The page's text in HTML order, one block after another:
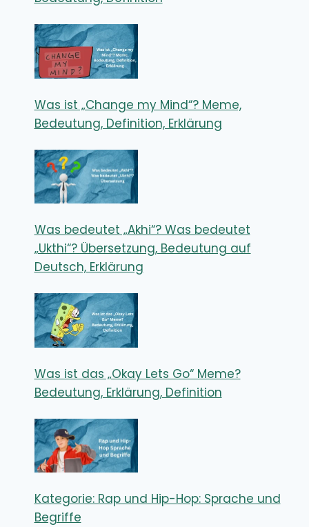
Was ist „Change my Mind“? Meme,
Bedeutung, Definition, Erklärung
Was bedeutet „Akhi“? Was bedeutet
„Ukthi“? Übersetzung, Bedeutung auf
Deutsch, Erklärung
Was ist das „Okay Lets Go“ Meme?
Bedeutung, Erklärung, Definition
Kategorie: Rap und Hip-Hop: Sprache und
Begriffe